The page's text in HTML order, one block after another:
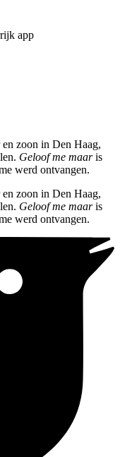
app
zoon in Den Haag,
Geloof me maaris
werd ontvangen.
zoon in Den Haag,
Geloof me maaris
werd ontvangen.